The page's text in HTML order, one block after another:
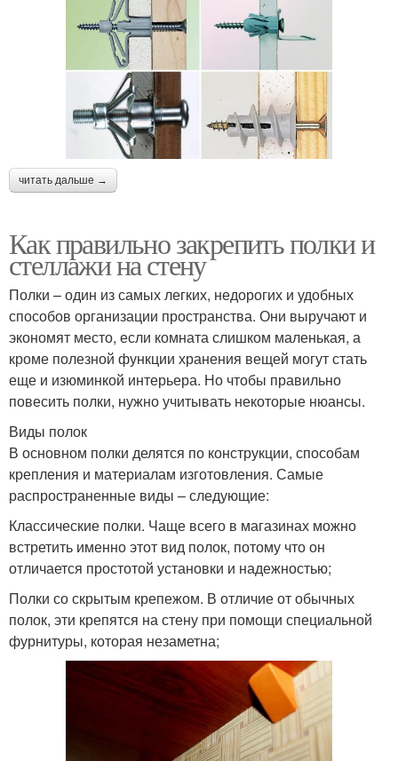
читать дальше →
Как правильно закрепить полки и
стеллажи на стену
Полки – один из самых легких, недорогих и удобных
способов организации пространства. Они выручают и
экономят место, если комната слишком маленькая, а
кроме полезной функции хранения вещей могут стать
еще и изюминкой интерьера. Но чтобы правильно
повесить полки, нужно учитывать некоторые нюансы.
Виды полок
В основном полки делятся по конструкции, способам
крепления и материалам изготовления. Самые
распространенные виды – следующие:
Классические полки. Чаще всего в магазинах можно
встретить именно этот вид полок, потому что он
отличается простотой установки и надежностью;
Полки со скрытым крепежом. В отличие от обычных
полок, эти крепятся на стену при помощи специальной
фурнитуры, которая незаметна;